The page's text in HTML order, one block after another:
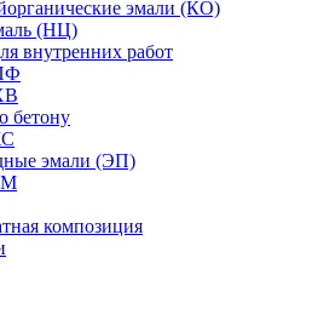
эмали (КО)
(НЦ)
внутренних работ
бетону
эмали (ЭП)
композиция